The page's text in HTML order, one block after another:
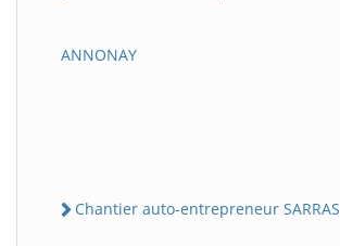
ANNONAY
Chantier auto-entrepreneur SARRAS